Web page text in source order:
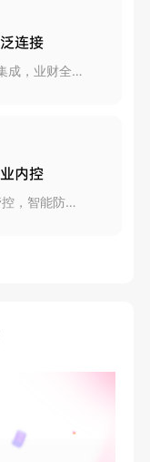
连接
成，业财全互
内控
，智能防风